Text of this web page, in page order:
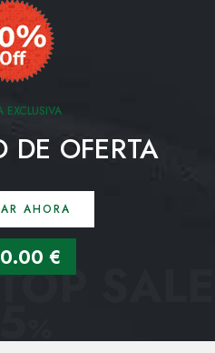
EXCLUSIVA
DE OFERTA
AHORA
€ SALE